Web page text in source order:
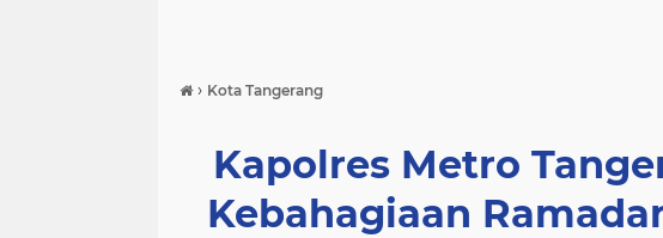
› Kota Tangerang
Kapolres Metro
Kebahagiaan